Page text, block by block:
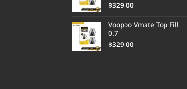
฿329.00
Voopoo Vmate Top Fill
0.7
฿329.00